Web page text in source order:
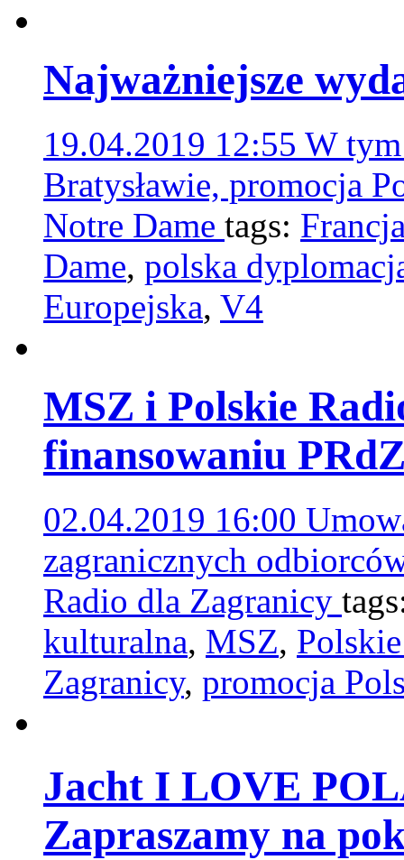
Najważniejsze
19.04.2019 12:55 W
Bratysławie, promocja
Notre Dame tags:
Dame, polska
Europejska, V4
MSZ i Polskie
finansowaniu
02.04.2019 16:00
zagranicznych
Radio dla Zagranicy
kulturalna, MSZ,
Zagranicy, promocja
Jacht I LOVE
Zapraszamy na